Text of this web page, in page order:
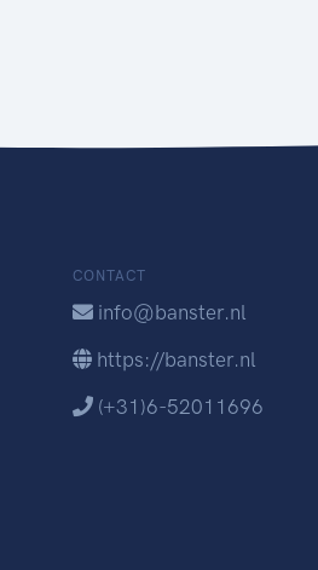
CONTACT
info@banster.nl
https://banster.nl
(+31)6-52011696